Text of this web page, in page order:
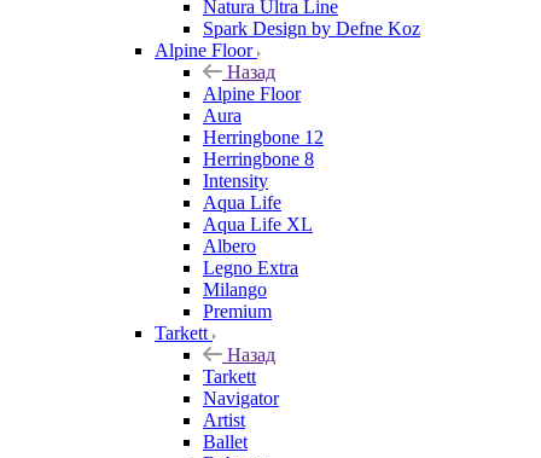
Natura Ultra Line
Spark Design by Defne Koz
Alpine Floor
Назад
Alpine Floor
Aura
Herringbone 12
Herringbone 8
Intensity
Aqua Life
Aqua Life XL
Albero
Legno Extra
Milango
Premium
Tarkett
Назад
Tarkett
Navigator
Artist
Ballet